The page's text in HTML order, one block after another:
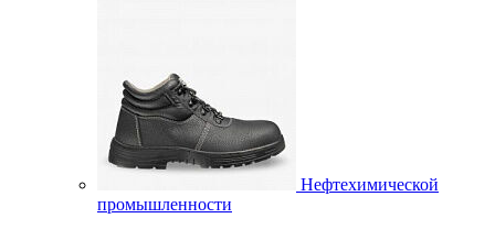
Нефтехимической
промышленности